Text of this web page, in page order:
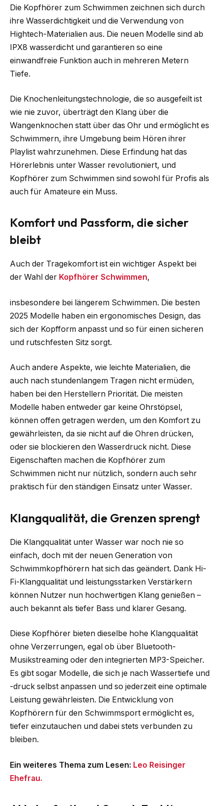
Die Kopfhörer zum Schwimmen zeichnen sich durch
ihre Wasserdichtigkeit und die Verwendung von
Hightech-Materialien aus. Die neuen Modelle sind ab
IPX8 wasserdicht und garantieren so eine
einwandfreie Funktion auch in mehreren Metern
Tiefe.
Die Knochenleitungstechnologie, die so ausgefeilt ist
wie nie zuvor, überträgt den Klang über die
Wangenknochen statt über das Ohr und ermöglicht es
Schwimmern, ihre Umgebung beim Hören ihrer
Playlist wahrzunehmen. Diese Erfindung hat das
Hörerlebnis unter Wasser revolutioniert, und
Kopfhörer zum Schwimmen sind sowohl für Profis als
auch für Amateure ein Muss.
Komfort und Passform, die sicher
bleibt
Auch der Tragekomfort ist ein wichtiger Aspekt bei
der Wahl der Kopfhörer Schwimmen,
insbesondere bei längerem Schwimmen. Die besten
2025 Modelle haben ein ergonomisches Design, das
sich der Kopfform anpasst und so für einen sicheren
und rutschfesten Sitz sorgt.
Auch andere Aspekte, wie leichte Materialien, die
auch nach stundenlangem Tragen nicht ermüden,
haben bei den Herstellern Priorität. Die meisten
Modelle haben entweder gar keine Ohrstöpsel,
können offen getragen werden, um den Komfort zu
gewährleisten, da sie nicht auf die Ohren drücken,
oder sie blockieren den Wasserdruck nicht. Diese
Eigenschaften machen die Kopfhörer zum
Schwimmen nicht nur nützlich, sondern auch sehr
praktisch für den ständigen Einsatz unter Wasser.
Klangqualität, die Grenzen sprengt
Die Klangqualität unter Wasser war noch nie so
einfach, doch mit der neuen Generation von
Schwimmkopfhörern hat sich das geändert. Dank Hi-
Fi-Klangqualität und leistungsstarken Verstärkern
können Nutzer nun hochwertigen Klang genießen –
auch bekannt als tiefer Bass und klarer Gesang.
Diese Kopfhörer bieten dieselbe hohe Klangqualität
ohne Verzerrungen, egal ob über Bluetooth-
Musikstreaming oder den integrierten MP3-Speicher.
Es gibt sogar Modelle, die sich je nach Wassertiefe und
-druck selbst anpassen und so jederzeit eine optimale
Leistung gewährleisten. Die Entwicklung von
Kopfhörern für den Schwimmsport ermöglicht es,
tiefer einzutauchen und dabei stets verbunden zu
bleiben.
Ein weiteres Thema zum Lesen: Leo Reisinger
Ehefrau.